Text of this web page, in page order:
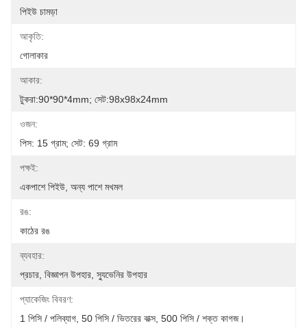
পিইউ চামড়া
আকৃতি:
গোলাকার
আকার:
টুকরা:90*90*4mm; সেট:98x98x24mm
ওজন:
পিস: 15 গ্রাম; সেট: 69 গ্রাম
পক্ষই:
একপাশে পিইউ, অন্য পাশে মখমল
রঙ:
কাঠের রঙ
ব্যবহার:
প্রচার, বিজ্ঞাপন উপহার, স্যুভেনির উপহার
প্যাকেজিং বিবরণ:
1 পিসি / পলিব্যাগ, 50 পিসি / ভিতরের বাক্স, 500 পিসি / শক্ত কাগজ।